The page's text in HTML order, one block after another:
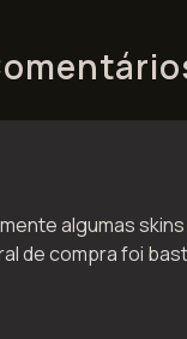
algumas
de compra foi